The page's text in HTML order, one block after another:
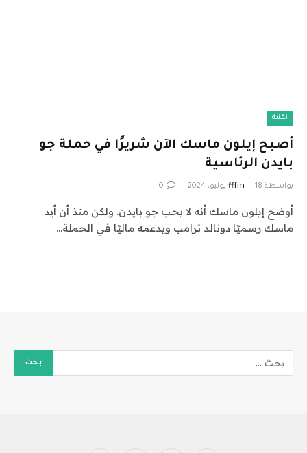
تقنية
أصبح إيلون ماسك الآن شريرًا في حملة جو
بايدن الرئاسية
بواسطة fffm 18 يوليو، 2024 0
أوضح إيلون ماسك أنه لا يحب جو بايدن. ولكن منذ أن أيد
ماسك رسميًا دونالد ترامب ويدعمه ماليًا في الحملة…